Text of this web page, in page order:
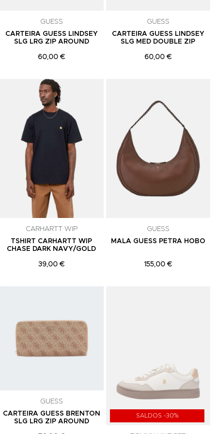
GUESS
CARTEIRA GUESS LINDSEY
SLG LRG ZIP AROUND
60,00 €
GUESS
CARTEIRA GUESS LINDSEY
SLG MED DOUBLE ZIP
60,00 €
Adicionar aos Favoritos
CARHARTT WIP
TSHIRT CARHARTT WIP
CHASE DARK NAVY/GOLD
39,00 €
GUESS
MALA GUESS PETRA HOBO
155,00 €
GUESS
CARTEIRA GUESS BRENTON
SLG LRG ZIP AROUND
SALDOS -30%